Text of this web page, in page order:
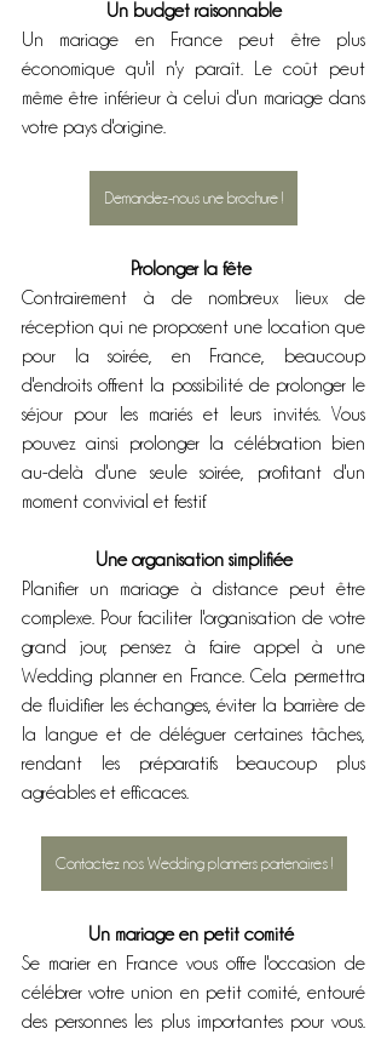
Un budget raisonnable
Un mariage en France peut être plus
économique qu'il n'y paraît. Le coût peut
même être inférieur à celui d'un mariage dans
votre pays d'origine.
Demandez-nous une brochure !
Prolonger la fête
Contrairement à de nombreux lieux de
réception qui ne proposent une location que
pour la soirée, en France, beaucoup
d'endroits offrent la possibilité de prolonger le
séjour pour les mariés et leurs invités. Vous
pouvez ainsi prolonger la célébration bien
au-delà d'une seule soirée, profitant d'un
moment convivial et festif.
Une organisation simplifiée
Planifier un mariage à distance peut être
complexe. Pour faciliter l'organisation de votre
grand jour, pensez à faire appel à une
Wedding planner en France. Cela permettra
de fluidifier les échanges, éviter la barrière de
la langue et de déléguer certaines tâches,
rendant les préparatifs beaucoup plus
agréables et efficaces.
Contactez nos Wedding planners partenaires !
Un mariage en petit comité
Se marier en France vous offre l'occasion de
célébrer votre union en petit comité, entouré
des personnes les plus importantes pour vous.